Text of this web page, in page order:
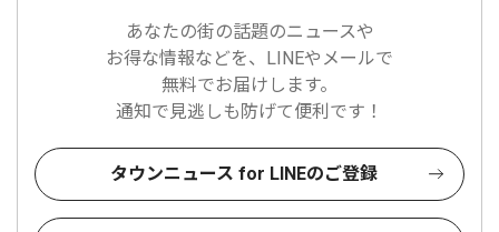
あなたの街の話題のニュースや
お得な情報などを、LINEやメールで
無料でお届けします。
通知で見逃しも防げて便利です！
タウンニュース for LINEのご登録